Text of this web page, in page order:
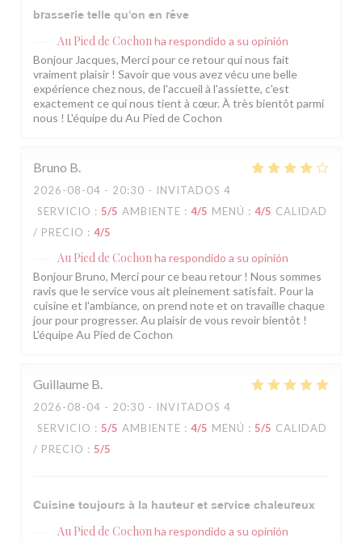
brasserie telle qu'on en rêve
Au Pied de Cochonha respondido a su opinión
Bonjour Jacques, Merci pour ce retour qui nous fait
vraiment plaisir ! Savoir que vous avez vécu une belle
expérience chez nous, de l'accueil à l'assiette, c'est
exactement ce qui nous tient à cœur. À très bientôt parmi
nous ! L'équipe du Au Pied de Cochon
Bruno B
2026-08-04 - 20:30 - INVITADOS 4
SERVICIO : 5/5 AMBIENTE : 4/5 MENÚ : 4/5 CALIDAD
/ PRECIO : 4/5
Au Pied de Cochonha respondido a su opinión
Bonjour Bruno, Merci pour ce beau retour ! Nous sommes
ravis que le service vous ait pleinement satisfait. Pour la
cuisine et l'ambiance, on prend note et on travaille chaque
jour pour progresser. Au plaisir de vous revoir bientôt !
L'équipe Au Pied de Cochon
Guillaume B
2026-08-04 - 20:30 - INVITADOS 4
SERVICIO : 5/5 AMBIENTE : 4/5 MENÚ : 5/5 CALIDAD
/ PRECIO : 5/5
Cuisine toujours à la hauteur et service chaleureux
Au Pied de Cochonha respondido a su opinión